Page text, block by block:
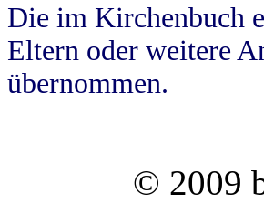
Die im Kirchenbuch
Eltern oder weitere
übernommen.
© 2009